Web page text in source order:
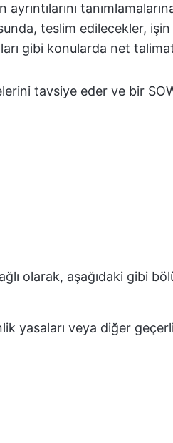
teslim edilecekler, işin
gibi konularda net
tavsiye eder ve bir
olarak, aşağıdaki gibi
yasaları veya diğer